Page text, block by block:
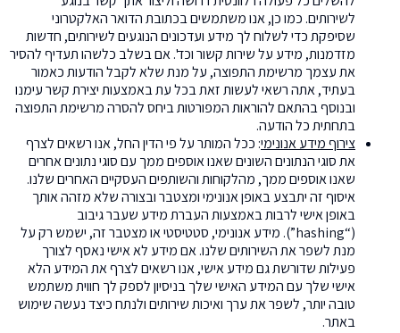
לשירותים. כמו כן, אנו משתמשים בכתובת הדואר האלקטרוני
שסיפקת כדי לשלוח לך מידע ועדכונים הנוגעים לשירותים, חדשות
מזדמנות, מידע על שירות קשור וכד'. אם בשלב כלשהו תעדיף להסיר
את עצמך מרשימת התפוצה, על מנת שלא לקבל הודעות כאמור
בעתיד, אתה רשאי לעשות זאת בכל עת באמצעות יצירת קשר עימנו
ובנוסף בהתאם להוראות המפורטות ביחס להסרה מרשימת התפוצה
בתחתית כל הודעה.
צירוף מידע אנונימי: ככל המותר על פי הדין החל, אנו רשאים לצרף
את סוגי הנתונים השונים שאנו אוספים ממך עם סוגי נתונים אחרים
שאנו אוספים ממך, מהלקוחות והשותפים העסקיים האחרים שלנו.
איסוף זה יתבצע באופן אנונימי ומצטבר ובצורה שלא מזהה אותך
באופן אישי לרבות באמצעות העברת מידע שעבר גיבוב
(“hashing”). מידע אנונימי, סטטיסטי או מצטבר זה, ישמש רק על
מנת לשפר את השירותים שלנו. אם מידע לא אישי נאסף לצורך
פעילות שדורשת גם מידע אישי, אנו רשאים לצרף את המידע הלא
אישי שלך עם המידע האישי שלך בניסיון לספק לך חווית משתמש
טובה יותר, לשפר את ערך ואיכות שירותים ולנתח כיצד נעשה שימוש
באתר.